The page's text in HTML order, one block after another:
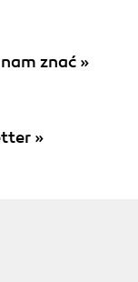
znać »
»